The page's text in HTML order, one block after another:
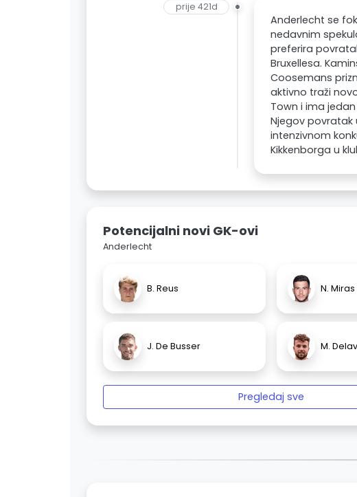
prije 421d
Anderlecht se
nedavnim
preferira
Bruxellesa.
Coosemans
aktivno traži
Town i ima
Njegov povratak
intenzivnom
Kikkenborga u
Potencijalni novi GK-ovi
Anderlecht
B. Reus N. Miras
J. De Busser M.
Pregledaj sve